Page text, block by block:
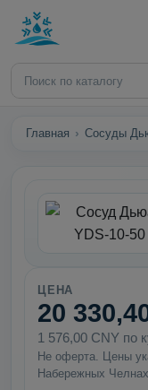
Главная Сосуды
ЦЕНА
20
1 576,00 CNY по
Не оферта. Цены
Набережных